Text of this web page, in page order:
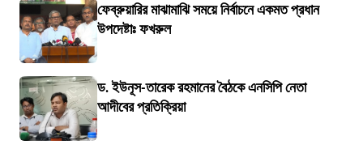
ফেব্রুয়ারির মাঝামাঝি সময়ে নির্বাচনে একমত প্রধান
উপদেষ্টাঃ ফখরুল
ড. ইউনূস-তারেক রহমানের বৈঠকে এনসিপি নেতা
আদীবের প্রতিক্রিয়া